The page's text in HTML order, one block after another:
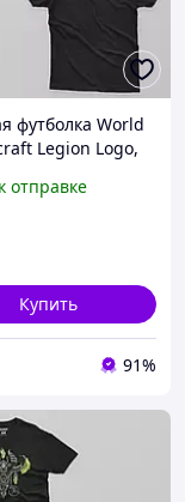
футболка World
Legion Logo,
отправке
Купить
91%